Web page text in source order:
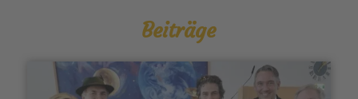
Beiträge